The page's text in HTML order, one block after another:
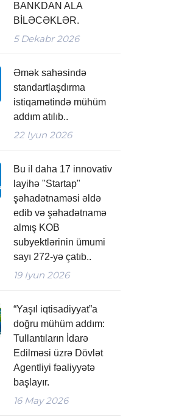
BANKDAN ALA
BİLƏCƏKLƏR.
5Dekabr 2026
Əmək sahəsində
standartlaşdırma
istiqamətində mühüm
addım atılıb..
22Iyun 2026
Bu il daha 17 innovativ
layihə "Startap"
şəhadətnaməsi əldə
edib və şəhadətnamə
almış KOB
subyektlərinin ümumi
sayı 272-yə çatıb..
19Iyun 2026
“Yaşıl iqtisadiyyat”a
doğru mühüm addım:
Tullantıların İdarə
Edilməsi üzrə Dövlət
Agentliyi fəaliyyətə
başlayır.
16May 2026